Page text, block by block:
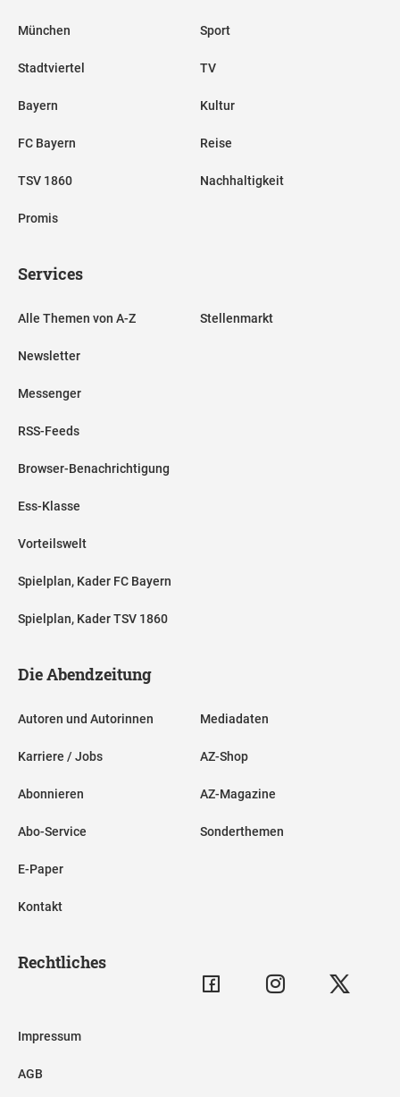
München
Stadtviertel
Bayern
FC Bayern
TSV 1860
Promis
Sport
TV
Kultur
Reise
Nachhaltigkeit
Services
Alle Themen von A-Z
Newsletter
Messenger
RSS-Feeds
Browser-Benachrichtigung
Ess-Klasse
Vorteilswelt
Spielplan, Kader FC Bayern
Spielplan, Kader TSV 1860
Stellenmarkt
Die Abendzeitung
Autoren und Autorinnen
Karriere / Jobs
Abonnieren
Abo-Service
E-Paper
Kontakt
Mediadaten
AZ-Shop
AZ-Magazine
Sonderthemen
Rechtliches
Impressum
AGB